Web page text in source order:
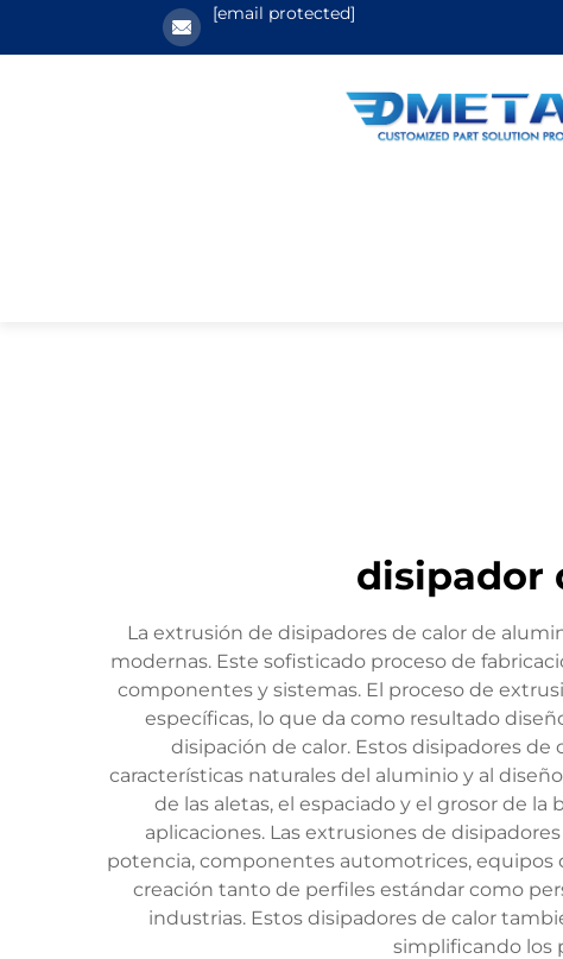
[email protected]
disipador
La extrusión de disipadores de calor de
modernas. Este sofisticado proceso de
componentes y sistemas. El proceso de
específicas, lo que da como resultado
disipación de calor. Estos disipadores
características naturales del aluminio y al
de las aletas, el espaciado y el grosor de
aplicaciones. Las extrusiones de
potencia, componentes automotrices, equipos
creación tanto de perfiles estándar como
industrias. Estos disipadores de calor
simplificando los